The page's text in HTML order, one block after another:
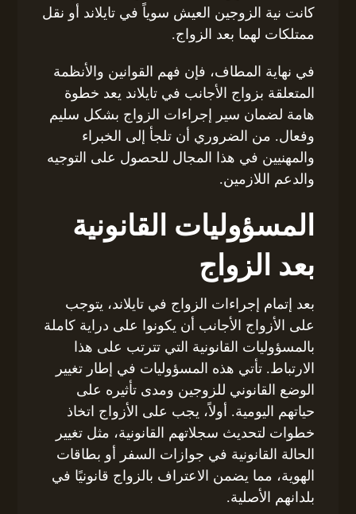
كانت نية الزوجين العيش سوياً في تايلاند أو نقل
ممتلكات لهما بعد الزواج.
في نهاية المطاف، فإن فهم القوانين والأنظمة
المتعلقة بزواج الأجانب في تايلاند يعد خطوة
هامة لضمان سير إجراءات الزواج بشكل سليم
وفعال. من الضروري أن تلجأ إلى الخبراء
والمهنيين في هذا المجال للحصول على التوجيه
والدعم اللازمين.
المسؤوليات القانونية
بعد الزواج
بعد إتمام إجراءات الزواج في تايلاند، يتوجب
على الأزواج الأجانب أن يكونوا على دراية كاملة
بالمسؤوليات القانونية التي تترتب على هذا
الارتباط. تأتي هذه المسؤوليات في إطار تغيير
الوضع القانوني للزوجين ومدى تأثيره على
حياتهم اليومية. أولاً، يجب على الأزواج اتخاذ
خطوات لتحديث سجلاتهم القانونية، مثل تغيير
الحالة القانونية في جوازات السفر أو بطاقات
الهوية، مما يضمن الاعتراف بالزواج قانونيًا في
بلدانهم الأصلية.